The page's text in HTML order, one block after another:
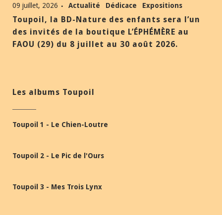
09 juillet, 2026 Actualité Dédicace Expositions
Toupoil, la BD-Nature des enfants sera l’un
des invités de la boutique L’ÉPHÉMÈRE au
FAOU (29) du 8 juillet au 30 août 2026.
Les albums Toupoil
Toupoil 1 - Le Chien-Loutre
Toupoil 2 - Le Pic de l'Ours
Toupoil 3 - Mes Trois Lynx